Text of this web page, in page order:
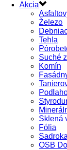
Akcia
Železo
Tehla
Suché
Komín
Sklená
Fólia
OSB